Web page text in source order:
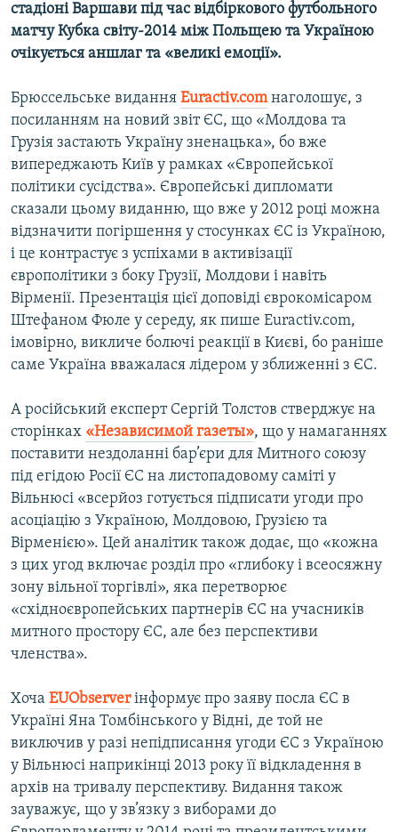
стадіоні Варшави під час відбіркового футбольного
матчу Кубка світу-2014 між Польщею та Україною
очікується аншлаг та «великі емоції».
Брюссельське видання Euractiv.comнаголошує, з
посиланням на новий звіт ЄС, що «Молдова та
Грузія застають Україну зненацька», бо вже
випереджають Київ у рамках «Європейської
політики сусідства». Європейські дипломати
сказали цьому виданню, що вже у 2012 році можна
відзначити погіршення у стосунках ЄС із Україною,
і це контрастує з успіхами в активізації
європолітики з боку Грузії, Молдови і навіть
Вірменії. Презентація цієї доповіді єврокомісаром
Штефаном Фюле у середу, як пише Euractiv.com,
імовірно, викличе болючі реакції в Києві, бо раніше
саме Україна вважалася лідером у зближенні з ЄС.
А російський експерт Сергій Толстов стверджує на
сторінках «Независимой газеты», що у намаганнях
поставити нездоланні бар’єри для Митного союзу
під егідою Росії ЄС на листопадовому саміті у
Вільнюсі «всерйоз готується підписати угоди про
асоціацію з Україною, Молдовою, Грузією та
Вірменією». Цей аналітик також додає, що «кожна
з цих угод включає розділ про «глибоку і всеосяжну
зону вільної торгівлі», яка перетворює
«східноєвропейських партнерів ЄС на учасників
митного простору ЄС, але без перспективи
членства».
Хоча EUObserverінформує про заяву посла ЄС в
Україні Яна Томбінського у Відні, де той не
виключив у разі непідписання угоди ЄС з Україною
у Вільнюсі наприкінці 2013 року її відкладення в
архів на тривалу перспективу. Видання також
зауважує, що у зв’язку з виборами до